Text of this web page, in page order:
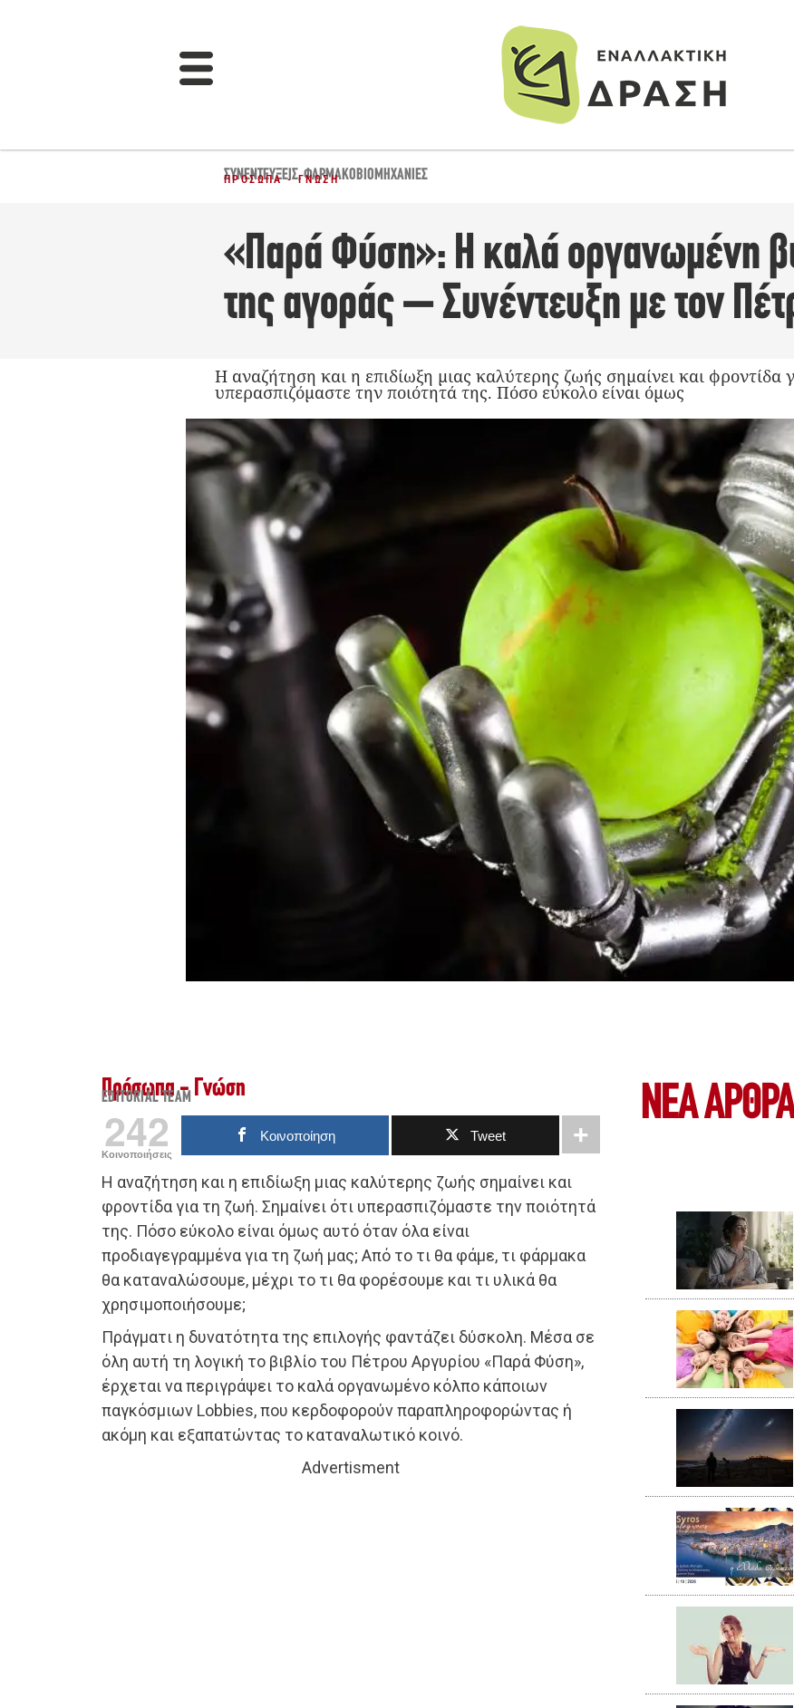
ΣΥΝΕΝΤΕΎΞΕΙΣ,ΦΑΡΜΑΚΟΒΙΟΜΗΧΑΝΊΕΣ
ΠΡΌΣΩΠΑ - ΓΝΏΣΗ
«Παρά Φύση»: Η καλά οργανωμένη
της αγοράς – Συνέντευξη με τον
Η αναζήτηση και η επιδίωξη μιας καλύτερης ζωής σημαίνει και φροντίδα
υπερασπιζόμαστε την ποιότητά της. Πόσο εύκολο είναι όμως
Πρόσωπα - Γνώση
EDITORIAL TEAM
242
Κοινοποιήσεις
Κοινοποίηση Tweet
Η αναζήτηση και η επιδίωξη μιας καλύτερης ζωής σημαίνει και
φροντίδα για τη ζωή. Σημαίνει ότι υπερασπιζόμαστε την ποιότητά
της. Πόσο εύκολο είναι όμως αυτό όταν όλα είναι
προδιαγεγραμμένα για τη ζωή μας; Από το τι θα φάμε, τι φάρμακα
θα καταναλώσουμε, μέχρι το τι θα φορέσουμε και τι υλικά θα
χρησιμοποιήσουμε;
Πράγματι η δυνατότητα της επιλογής φαντάζει δύσκολη. Μέσα σε
όλη αυτή τη λογική το βιβλίο του Πέτρου Αργυρίου «Παρά Φύση»,
έρχεται να περιγράψει το καλά οργανωμένο κόλπο κάποιων
παγκόσμιων Lobbies, που κερδοφορούν παραπληροφορώντας ή
ακόμη και εξαπατώντας το καταναλωτικό κοινό.
Advertisment
ΝΕΑ ΆΡΘΡΑ